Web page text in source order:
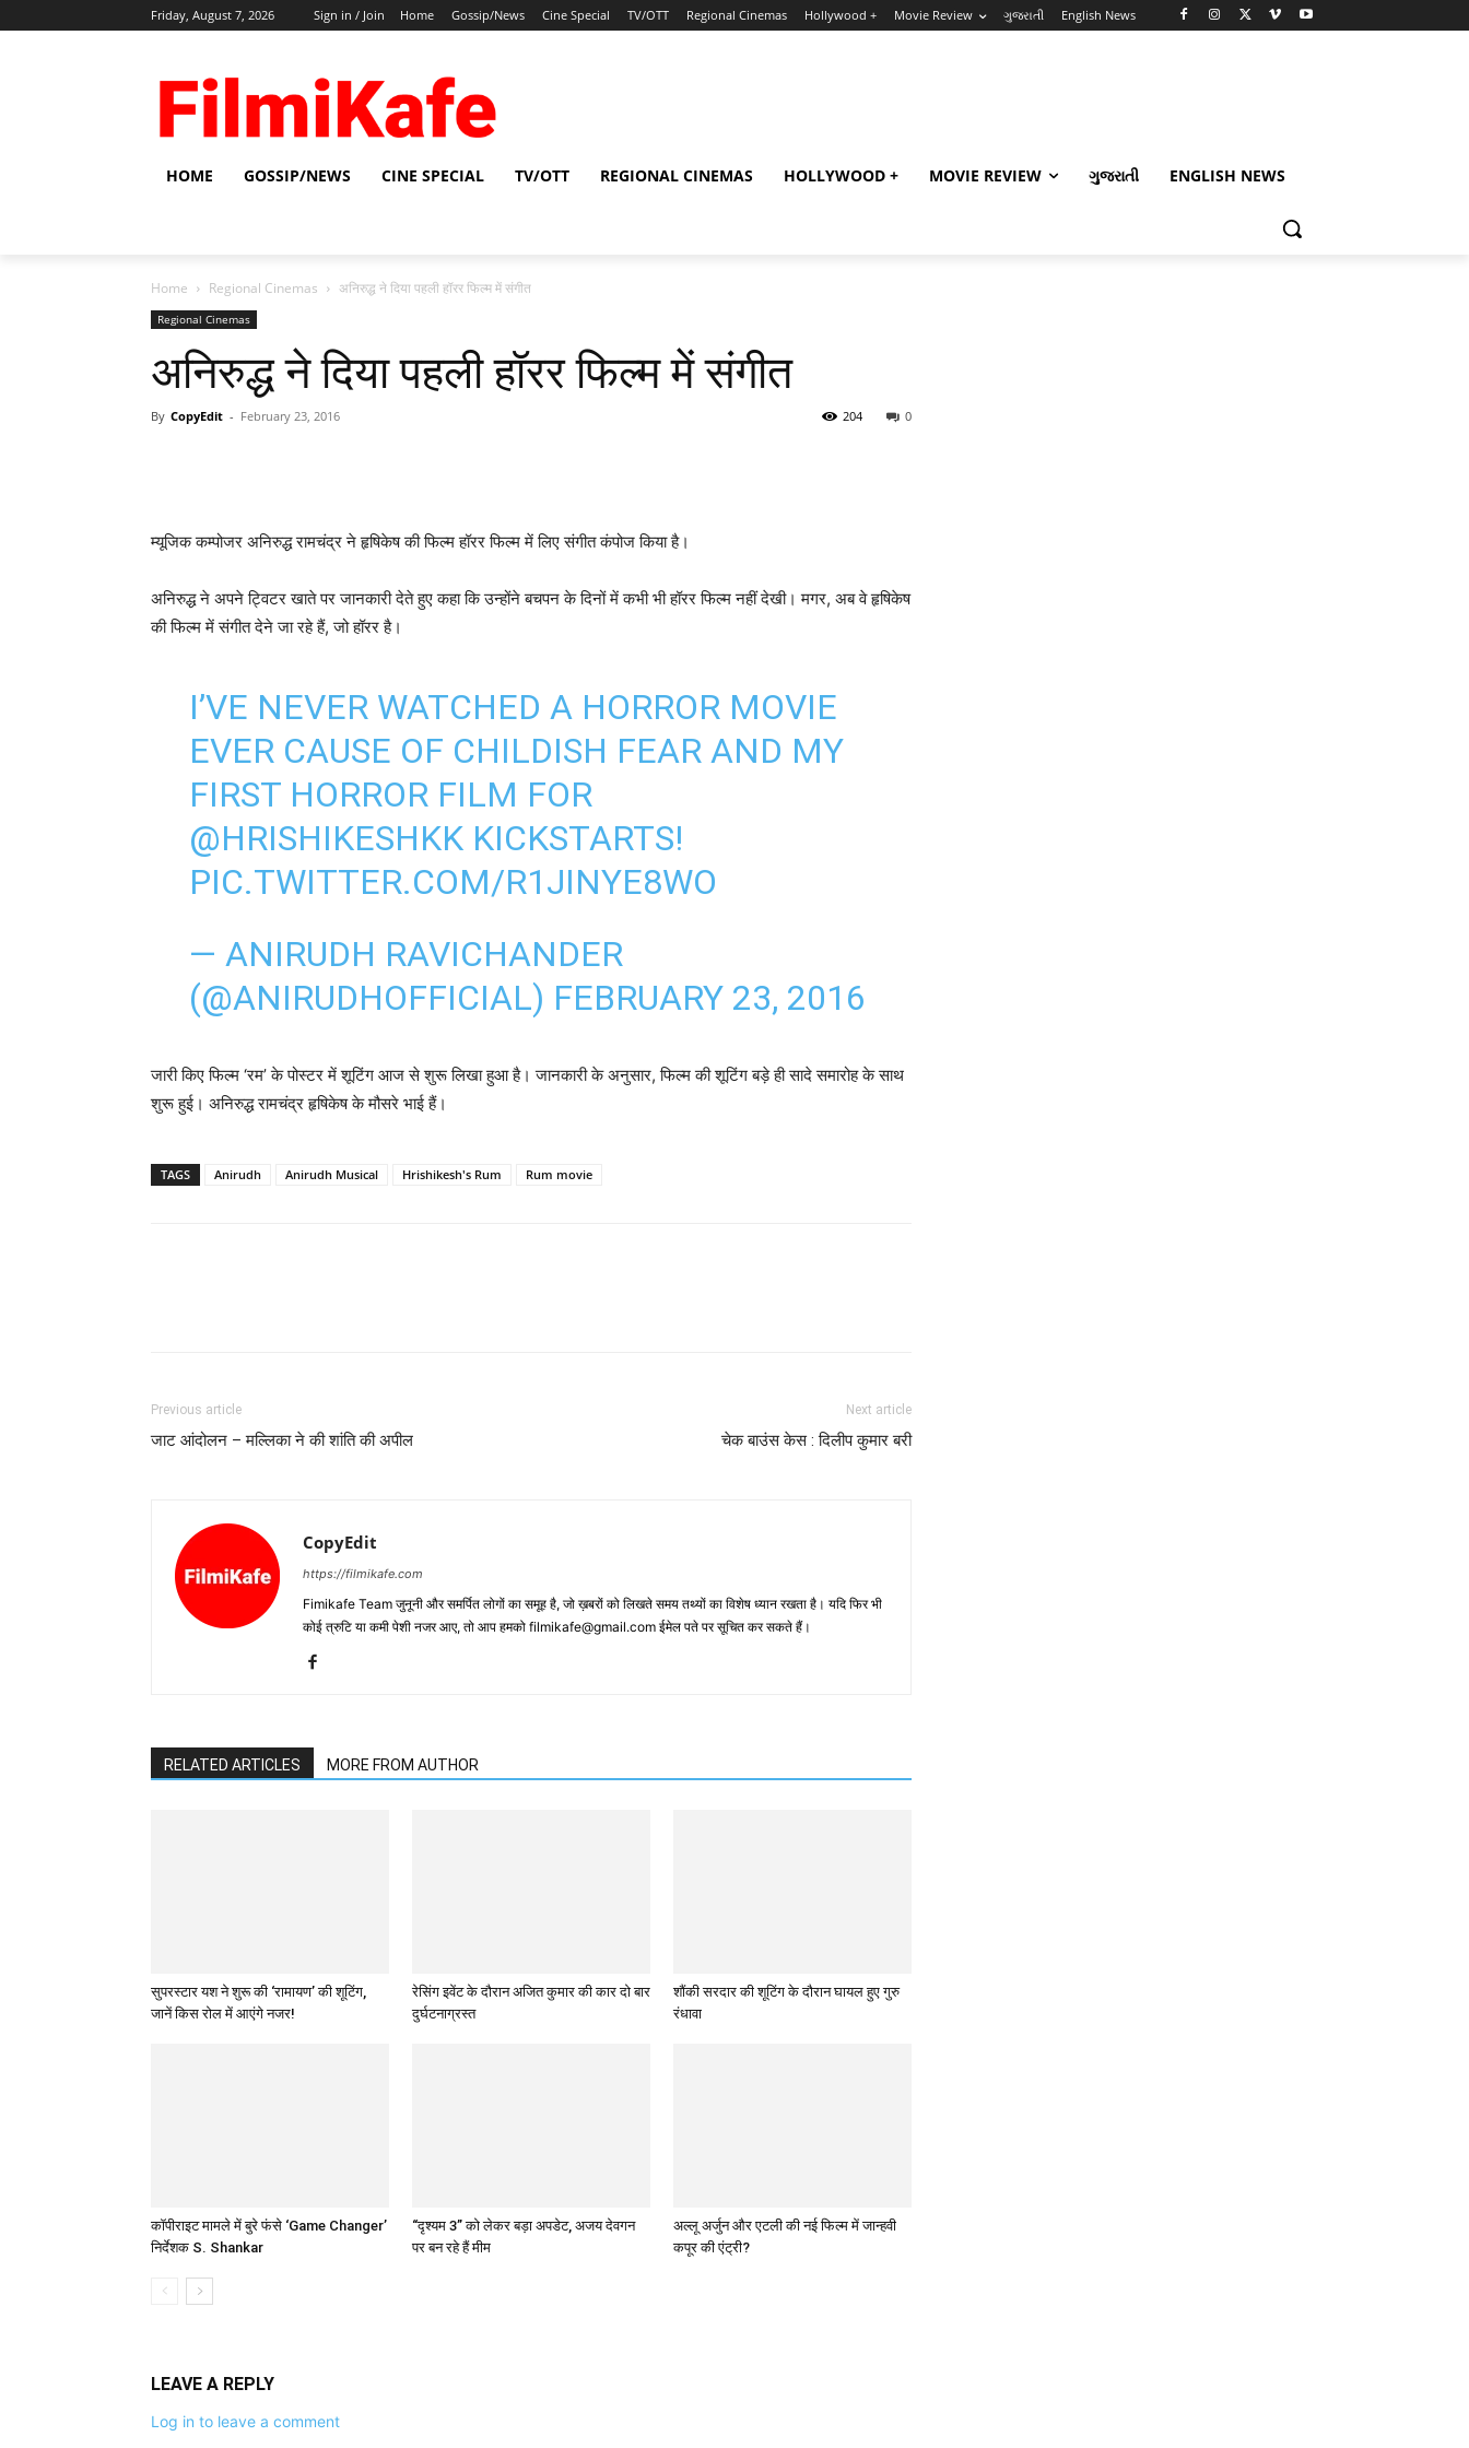
Friday, August 7, 2026 Sign in / Join Home Gossip/News Cine Special TV/OTT Regional Cinemas Hollywood + Movie Review ગુજરાતી English News
HOME GOSSIP/NEWS CINE SPECIAL TV/OTT REGIONAL CINEMAS HOLLYWOOD + MOVIE REVIEW ગુજરાતી ENGLISH NEWS
Home Regional Cinemas अनिरुद्ध ने दिया पहली हॉरर फिल्‍म में संगीत
Regional Cinemas
अनिरुद्ध ने दिया पहली हॉरर फिल्‍म में संगीत
By CopyEdit - February 23, 2016 0
204
म्‍यूजिक कम्‍पोजर अनिरुद्ध रामचंद्र ने हृषिकेष की फिल्‍म हॉरर फिल्‍म में लिए संगीत कंपोज किया है।
अनिरुद्ध ने अपने ट्विटर खाते पर जानकारी देते हुए कहा कि उन्‍होंने बचपन के दिनों में कभी भी हॉरर फिल्‍म नहीं देखी। मगर, अब वे हृषिकेष
की फिल्‍म में संगीत देने जा रहे हैं, जो हॉरर है।
I’VE NEVER WATCHED A HORROR MOVIE
EVER CAUSE OF CHILDISH FEAR AND MY
FIRST HORROR FILM FOR
@HRISHIKESHKKKICKSTARTS!
PIC.TWITTER.COM/R1JINYE8WO
— ANIRUDH RAVICHANDER
(@ANIRUDHOFFICIAL) FEBRUARY 23, 2016
जारी किए फिल्‍म ‘रम’ के पोस्‍टर में शूटिंग आज से शुरू लिखा हुआ है। जानकारी के अनुसार, फिल्‍म की शूटिंग बड़े ही सादे समारोह के साथ
शुरू हुई। अनिरुद्ध रामचंद्र हृषिकेष के मौसरे भाई हैं।
TAGS Anirudh Anirudh Musical Hrishikesh's Rum Rum movie
Previous article
जाट आंदोलन – मल्‍लिका ने की शांति की अपील
Next article
चेक बाउंस केस : दिलीप कुमार बरी
CopyEdit
https://filmikafe.com
Fimikafe Team जुनूनी और समर्पित लोगों का समूह है, जो ख़बरों को लिखते समय तथ्‍यों का विशेष ध्‍यान रखता है। यदि फिर भी
कोई त्रुटि या कमी पेशी नजर आए, तो आप हमको filmikafe@gmail.com ईमेल पते पर सूचित कर सकते हैं।
RELATED ARTICLES MORE FROM AUTHOR
सुपरस्टार यश ने शुरू की ‘रामायण’ की शूटिंग,
जानें किस रोल में आएंगे नजर!
रेसिंग इवेंट के दौरान अजित कुमार की कार दो बार
दुर्घटनाग्रस्त
शौंकी सरदार की शूटिंग के दौरान घायल हुए गुरु
रंधावा
कॉपीराइट मामले में बुरे फंसे ‘Game Changer’
निर्देशक S. Shankar
“दृश्यम 3” को लेकर बड़ा अपडेट, अजय देवगन
पर बन रहे हैं मीम
अल्लू अर्जुन और एटली की नई फिल्म में जान्हवी
कपूर की एंट्री?
LEAVE A REPLY
Log in to leave a comment